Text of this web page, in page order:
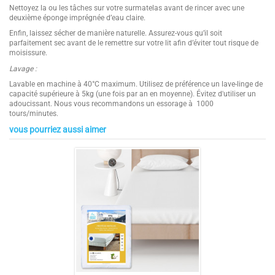
Nettoyez la ou les tâches sur votre surmatelas avant de rincer avec une
deuxième éponge imprégnée d’eau claire.
Enfin, laissez sécher de manière naturelle. Assurez-vous qu’il soit
parfaitement sec avant de le remettre sur votre lit afin d’éviter tout risque de
moisissure.
Lavage :
Lavable en machine à 40°C maximum. Utilisez de préférence un lave-linge de
capacité supérieure à 5kg (une fois par an en moyenne). Évitez d'utiliser un
adoucissant. Nous vous recommandons un essorage à 1000
tours/minutes.
Hauteur / Épaisseur 4 cm
10 % duvet / 90 % plumettes Canard
blanc de France neuf (garnissage)
100 % coton peigné blanc percale 91
1650 gr/m²
4.9/5
Basé sur
avis soumis à un
contrôle
Voir tous les avis sur ce site
Surmatelas de composition naturelle
Un traitement anti-bactériens naturel à base de plantes
Une conception française de qualité supérieure à petit prix
vous pourriez aussi aimer